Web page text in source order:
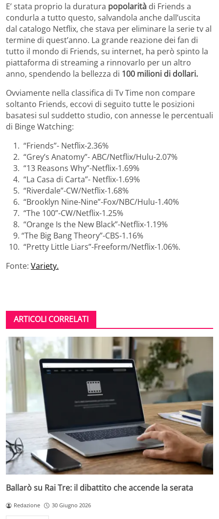
E’ stata proprio la duratura popolarità di Friends a
condurla a tutto questo, salvandola anche dall’uscita
dal catalogo Netflix, che stava per eliminare la serie tv al
termine di quest’anno. La grande reazione dei fan di
tutto il mondo di Friends, su internet, ha però spinto la
piattaforma di streaming a rinnovarlo per un altro
anno, spendendo la bellezza di 100 milioni di dollari.
Ovviamente nella classifica di Tv Time non compare
soltanto Friends, eccovi di seguito tutte le posizioni
basatesi sul suddetto studio, con annesse le percentuali
di Binge Watching:
“Friends”- Netflix-2.36%
“Grey’s Anatomy”- ABC/Netflix/Hulu-2.07%
“13 Reasons Why”-Netflix-1.69%
“La Casa di Carta”- Netflix-1.69%
“Riverdale”-CW/Netflix-1.68%
“Brooklyn Nine-Nine”-Fox/NBC/Hulu-1.40%
“The 100”-CW/Netflix-1.25%
“Orange Is the New Black”-Netflix-1.19%
“The Big Bang Theory”-CBS-1.16%
“Pretty Little Liars”-Freeform/Netflix-1.06%.
Fonte: Variety.
ARTICOLI CORRELATI
Ballarò su Rai Tre: il dibattito che accende la serata
Redazione 30 Giugno 2026